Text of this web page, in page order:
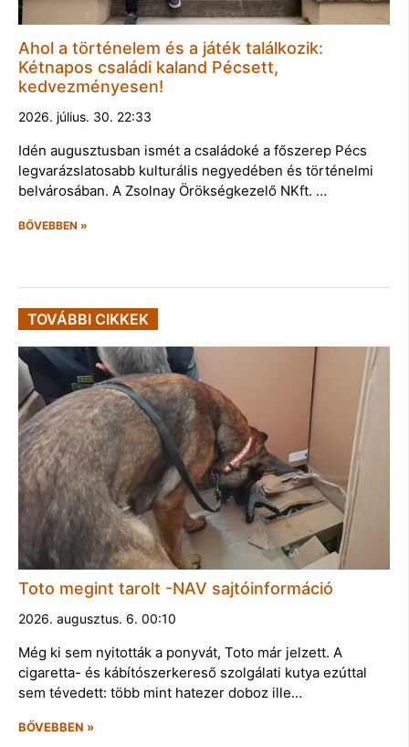
Ahol a történelem és a játék találkozik:
Kétnapos családi kaland Pécsett,
kedvezményesen!
2026. július. 30. 22:33
Idén augusztusban ismét a családoké a főszerep Pécs
legvarázslatosabb kulturális negyedében és történelmi
belvárosában. A Zsolnay Örökségkezelő NKft. …
BŐVEBBEN »
TOVÁBBI CIKKEK
Toto megint tarolt -NAV sajtóinformáció
2026. augusztus. 6. 00:10
Még ki sem nyitották a ponyvát, Toto már jelzett. A
cigaretta- és kábítószerkereső szolgálati kutya ezúttal
sem tévedett: több mint hatezer doboz ille…
BŐVEBBEN »